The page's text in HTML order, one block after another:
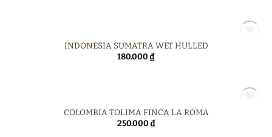
HẾT HÀNG
INDONESIA SUMATRA WET HULLED
180.000₫
HẾT HÀNG
COLOMBIA TOLIMA FINCA LA ROMA
250.000₫